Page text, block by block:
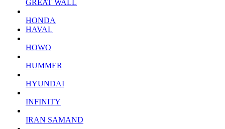
GREAT WALL
HONDA
HAVAL
HOWO
HUMMER
HYUNDAI
INFINITY
IRAN SAMAND